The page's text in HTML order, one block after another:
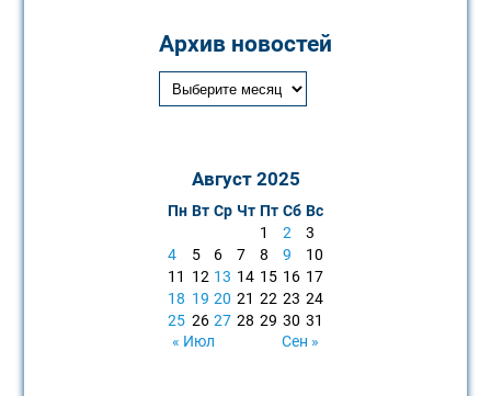
Архив новостей
Август 2025
Пн Вт Ср Чт Пт Сб Вс
1
2
3
4
5 6 7 8 9
10
11
12 13 14 15 16 17
18 19 20 21 22 23 24
25 26 27 28 29 30 31
« Июл
Сен »